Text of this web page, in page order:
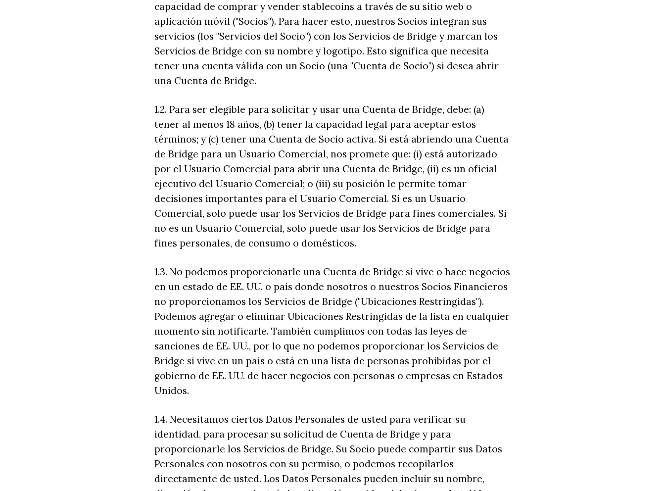
capacidad de comprar y vender stablecoins a través de su sitio web o
aplicación móvil ("Socios"). Para hacer esto, nuestros Socios integran sus
servicios (los "Servicios del Socio") con los Servicios de Bridge y marcan los
Servicios de Bridge con su nombre y logotipo. Esto significa que necesita
tener una cuenta válida con un Socio (una "Cuenta de Socio") si desea abrir
una Cuenta de Bridge.
1.2. Para ser elegible para solicitar y usar una Cuenta de Bridge, debe: (a)
tener al menos 18 años, (b) tener la capacidad legal para aceptar estos
términos; y (c) tener una Cuenta de Socio activa. Si está abriendo una Cuenta
de Bridge para un Usuario Comercial, nos promete que: (i) está autorizado
por el Usuario Comercial para abrir una Cuenta de Bridge, (ii) es un oficial
ejecutivo del Usuario Comercial; o (iii) su posición le permite tomar
decisiones importantes para el Usuario Comercial. Si es un Usuario
Comercial, solo puede usar los Servicios de Bridge para fines comerciales. Si
no es un Usuario Comercial, solo puede usar los Servicios de Bridge para
fines personales, de consumo o domésticos.
1.3. No podemos proporcionarle una Cuenta de Bridge si vive o hace negocios
en un estado de EE. UU. o país donde nosotros o nuestros Socios Financieros
no proporcionamos los Servicios de Bridge ("Ubicaciones Restringidas").
Podemos agregar o eliminar Ubicaciones Restringidas de la lista en cualquier
momento sin notificarle. También cumplimos con todas las leyes de
sanciones de EE. UU., por lo que no podemos proporcionar los Servicios de
Bridge si vive en un país o está en una lista de personas prohibidas por el
gobierno de EE. UU. de hacer negocios con personas o empresas en Estados
Unidos.
1.4. Necesitamos ciertos Datos Personales de usted para verificar su
identidad, para procesar su solicitud de Cuenta de Bridge y para
proporcionarle los Servicios de Bridge. Su Socio puede compartir sus Datos
Personales con nosotros con su permiso, o podemos recopilarlos
directamente de usted. Los Datos Personales pueden incluir su nombre,